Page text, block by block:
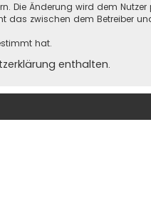
Die Änderung wird dem Nutzer
das zwischen dem Betreiber
hat.
enthalten.